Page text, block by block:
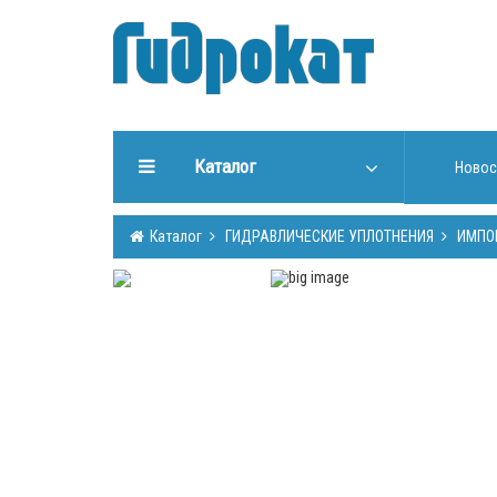
Каталог
ГИДРАВЛИЧЕСКИЕ
УПЛОТНЕНИЯ
Каталог ГИДРАВЛИЧЕСКИЕ УПЛОТНЕНИЯ